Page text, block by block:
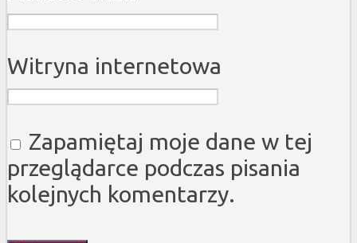
Witryna internetowa
Zapamiętaj moje dane w tej
przeglądarce podczas pisania
kolejnych komentarzy.